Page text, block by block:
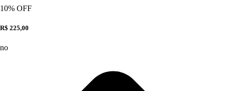
10% OFF
R$ 225,00
no